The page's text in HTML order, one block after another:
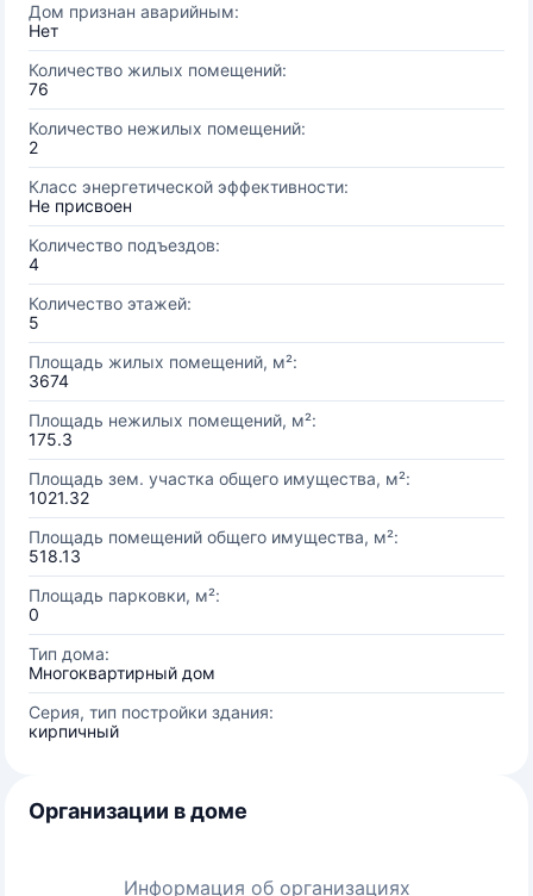
Дом признан аварийным:
Нет
Количество жилых помещений:
76
Количество нежилых помещений:
2
Класс энергетической эффективности:
Не присвоен
Количество подъездов:
4
Количество этажей:
5
Площадь жилых помещений, м²:
3674
Площадь нежилых помещений, м²:
175.3
Площадь зем. участка общего имущества, м²:
1021.32
Площадь помещений общего имущества, м²:
518.13
Площадь парковки, м²:
0
Тип дома:
Многоквартирный дом
Серия, тип постройки здания:
кирпичный
Организации в доме
Информация об организациях